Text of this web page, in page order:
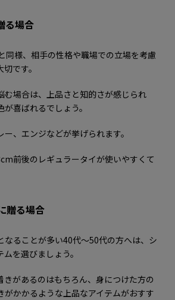
る場合
同様、相手の性格や職場での立場を考慮
です。
む場合は、上品さと知的さが感じられ
喜ばれるでしょう。
、エンジなどが挙げられます。
前後のレギュラータイが使いやすくて
贈る場合
なることが多い40代〜50代の方へは、シ
を選びましょう。
きがあるのはもちろん、身につけた方の
がかかるような上品なアイテムがおすす